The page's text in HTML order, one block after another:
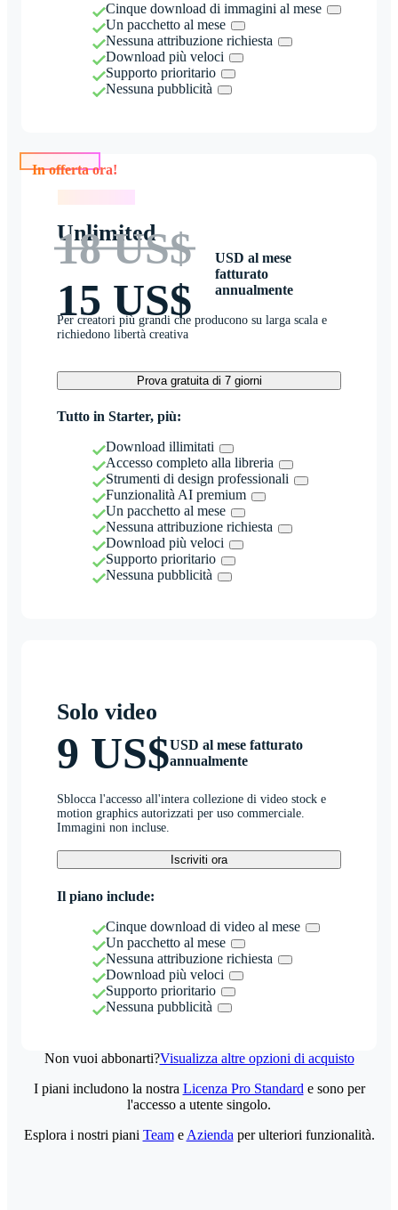
Cinque download di immagini al mese
Un pacchetto al mese
Nessuna attribuzione richiesta
Download più veloci
Supporto prioritario
Nessuna pubblicità
Unlimited
18 US$
15 US$
USD al mese
fatturato
annualmente
Per creatori più grandi che producono su larga scala e
richiedono libertà creativa
Prova gratuita di 7 giorni
Tutto in Starter, più:
Download illimitati
Accesso completo alla libreria
Strumenti di design professionali
Funzionalità AI premium
Un pacchetto al mese
Nessuna attribuzione richiesta
Download più veloci
Supporto prioritario
Nessuna pubblicità
Solo video
9 US$USD al mese fatturato
annualmente
Sblocca l'accesso all'intera collezione di video stock e
motion graphics autorizzati per uso commerciale.
Immagini non incluse.
Iscriviti ora
Il piano include:
Cinque download di video al mese
Un pacchetto al mese
Nessuna attribuzione richiesta
Download più veloci
Supporto prioritario
Nessuna pubblicità
Non vuoi abbonarti?Visualizza altre opzioni di acquisto
I piani includono la nostra Licenza Pro Standard e sono per
l'accesso a utente singolo.
Esplora i nostri piani Teame Azienda per ulteriori funzionalità.